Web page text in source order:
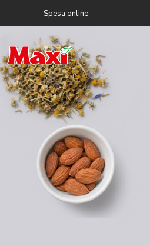
Salta al contenuto
Spesa online